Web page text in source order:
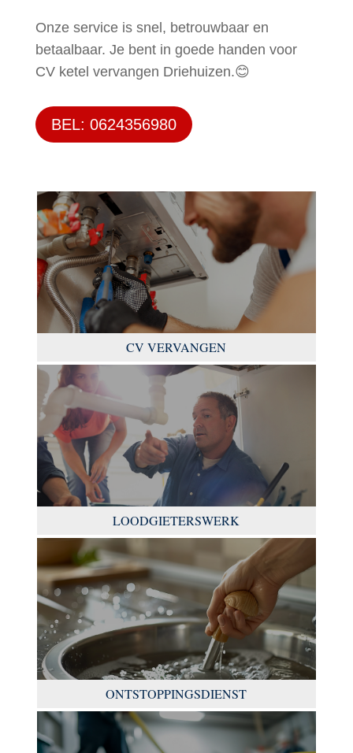
Onze service is snel, betrouwbaar en
betaalbaar. Je bent in goede handen voor
CV ketel vervangen Driehuizen.😊
BEL: 0624356980
CV VERVANGEN
LOODGIETERSWERK
ONTSTOPPINGSDIENST